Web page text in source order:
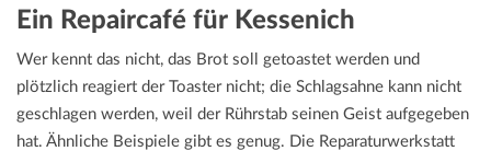
Ein Repaircafé für Kessenich
Wer kennt das nicht, das Brot soll getoastet werden und
plötzlich reagiert der Toaster nicht; die Schlagsahne kann nicht
geschlagen werden, weil der Rührstab seinen Geist aufgegeben
hat. Ähnliche Beispiele gibt es genug. Die Reparaturwerkstatt